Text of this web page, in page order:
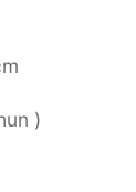
)